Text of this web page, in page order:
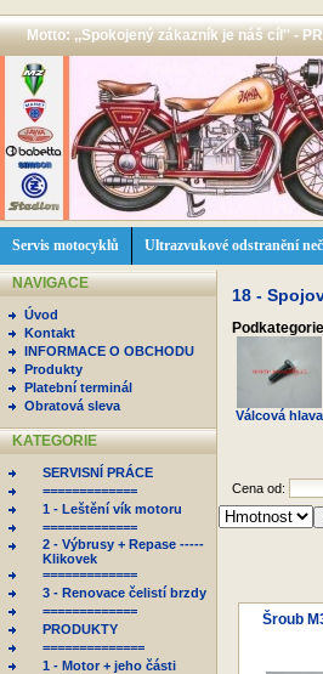
Motto: ,,Spokojený zákazník je náš cíl'' -
Servis motocyklů Ultrazvukové odstranění
NAVIGACE
Úvod
Kontakt
INFORMACE O OBCHODU
Produkty
Platební terminál
Obratová sleva
KATEGORIE
SERVISNÍ PRÁCE
=============
1 - Leštění vík motoru
=============
2 - Výbrusy + Repase -----
Klikovek
=============
3 - Renovace čelistí brzdy
=============
PRODUKTY
==============
1 - Motor + jeho části
18 -
Podkategorie
Válcová hlava
Cena od:
Šroub